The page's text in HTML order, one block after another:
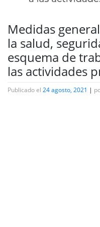
Medidas
la salud,
esquema de
las actividades
Publicado el 24 agosto, 2021 |